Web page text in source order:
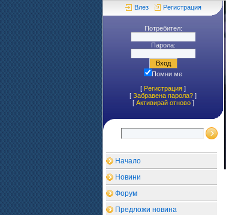
Влез Регистрация
Потребител:
Парола:
Помни ме
[ Регистрация ]
[ Забравена парола? ]
[ Aктивирай отново]
Начало
Новини
Форум
Предложи новина